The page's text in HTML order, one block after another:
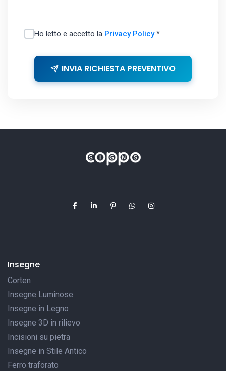
Ho letto e accetto la Privacy Policy*
INVIA RICHIESTA PREVENTIVO
Insegne
Corten
Insegne Luminose
Insegne in Legno
Insegne 3D in rilievo
Incisioni su pietra
Insegne in Stile Antico
Ferro traforato